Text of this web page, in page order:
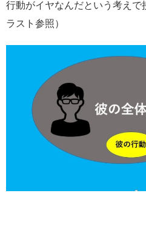
行動がイヤなんだという考えで
ラスト参照）